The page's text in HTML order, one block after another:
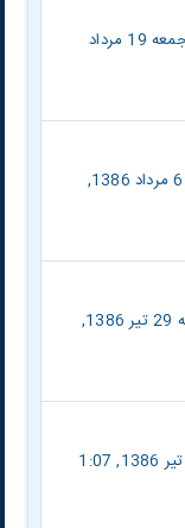
جمعه 19 مرداد
شنبه 6 مرداد 1386,
جمعه 29 تیر 1386,
شنبه 9 تیر 1386, 1:07